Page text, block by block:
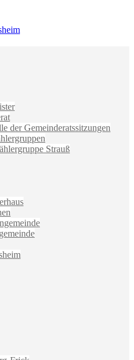
der Gemeinderatssitzungen
Strauß